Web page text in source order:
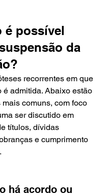
é possível
da
recorrentes em que
é admitida. Abaixo estão
comuns, com foco
ser discutido em
títulos, dívidas
e cumprimento
há acordo ou